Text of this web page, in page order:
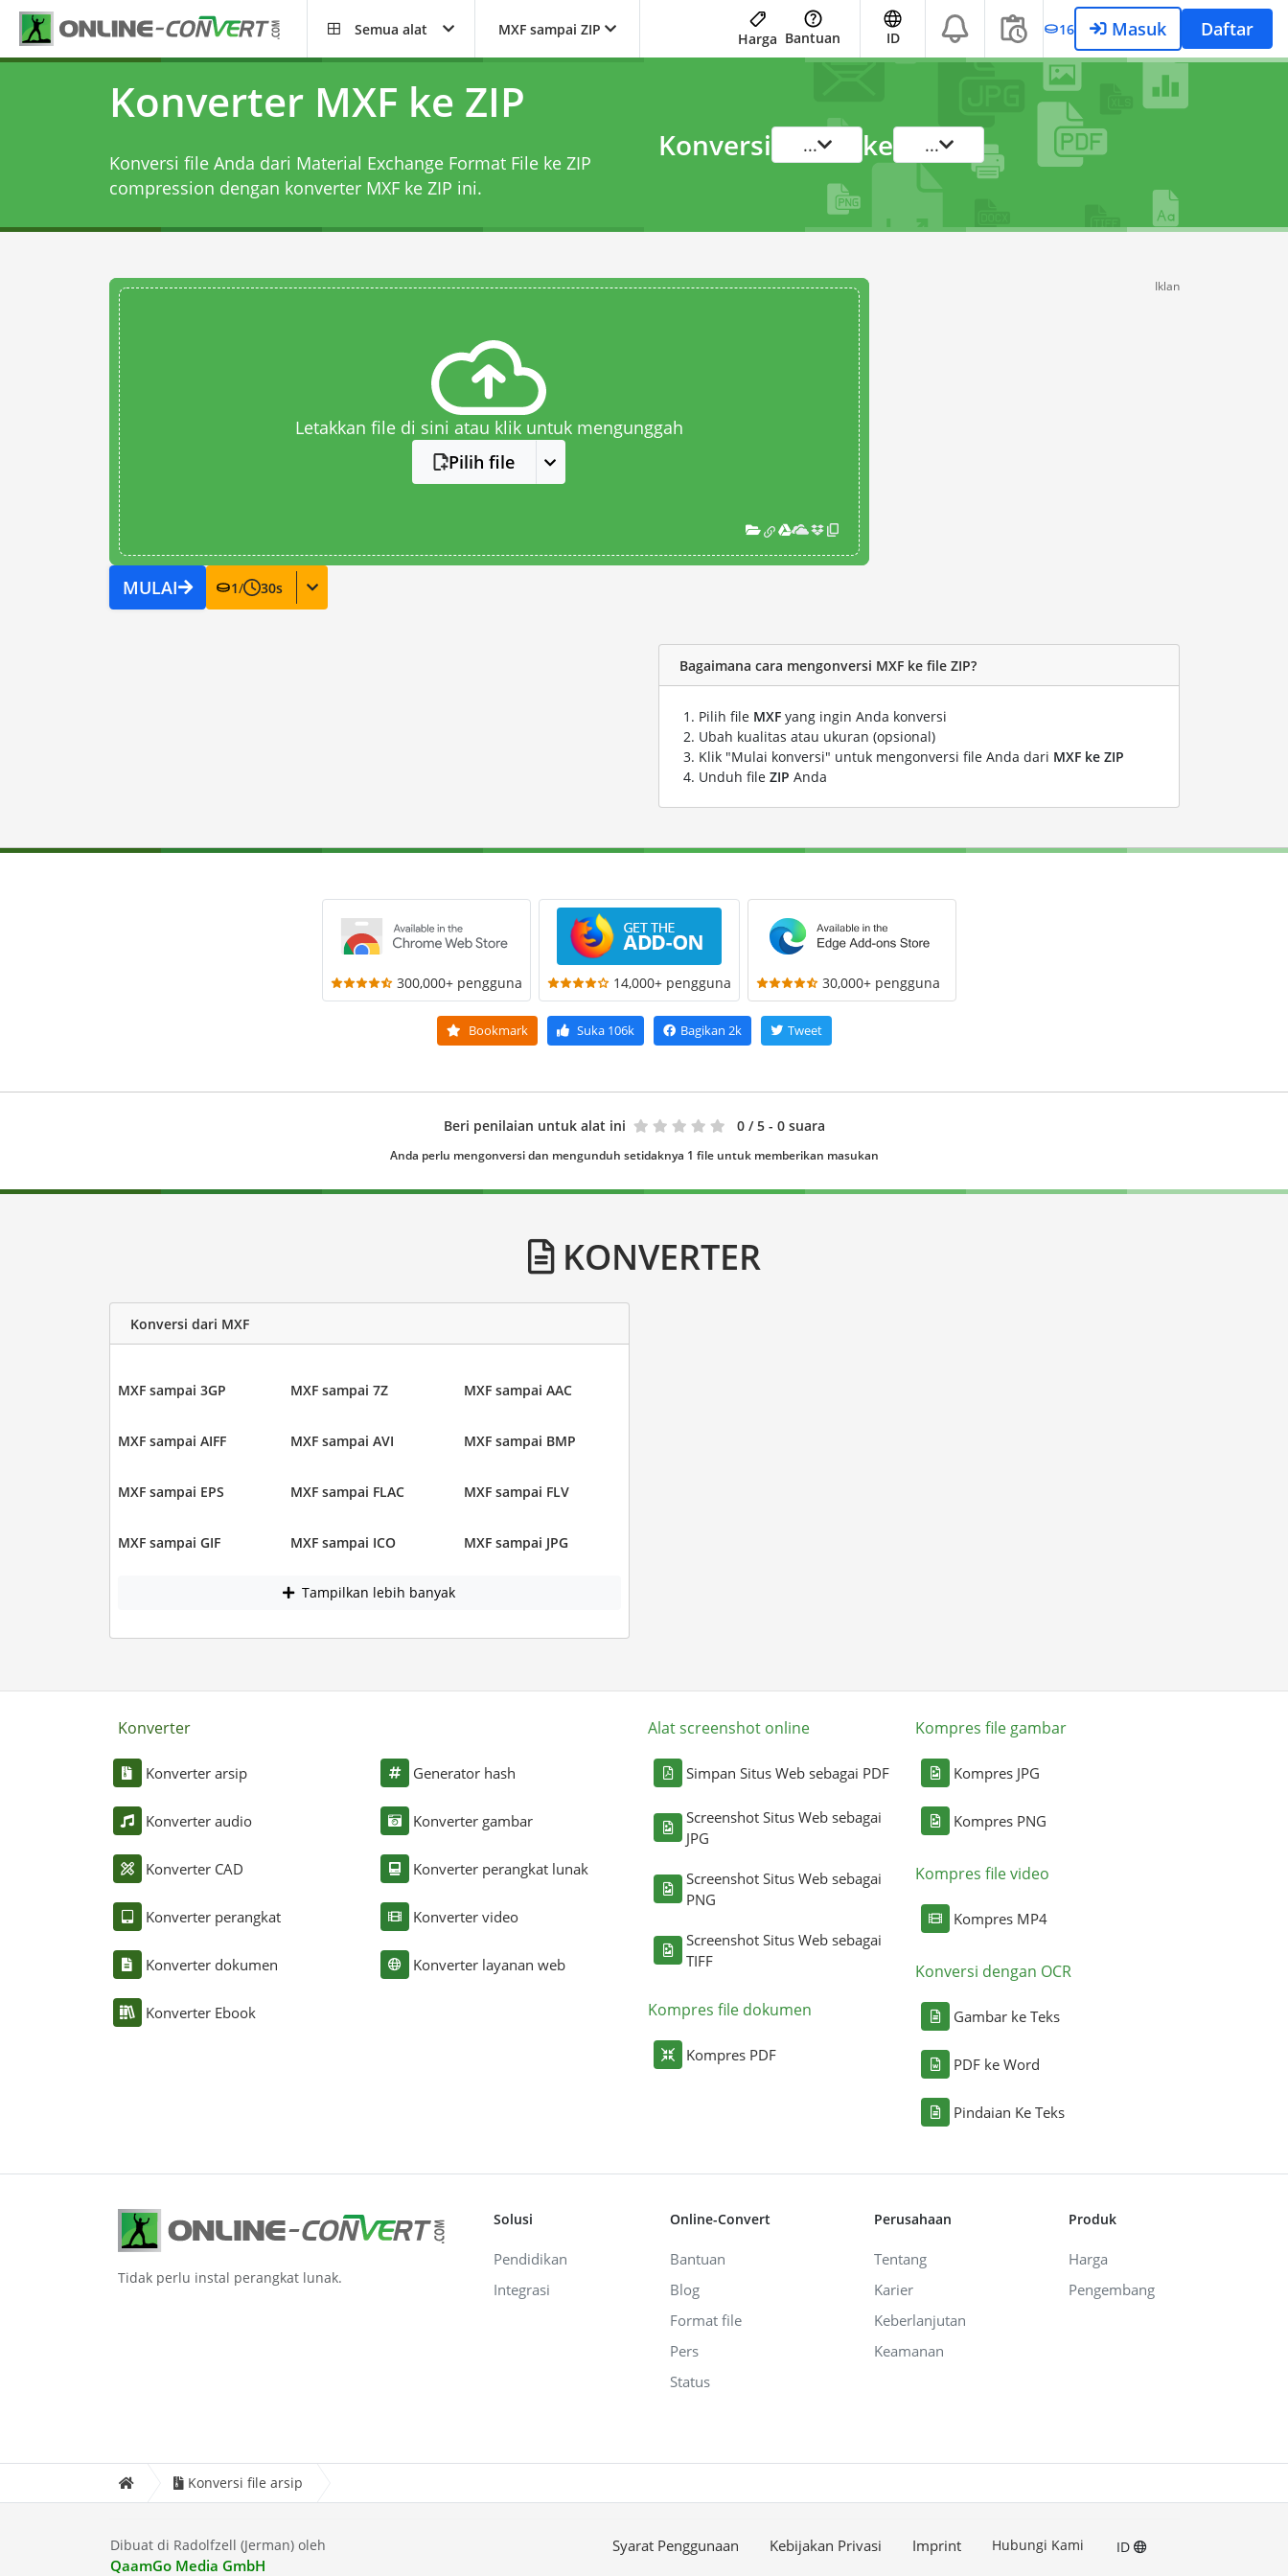
Semua alat MXF sampai ZIP
Harga Bantuan ID 16 Masuk Daftar
Konverter MXF ke ZIP
Konversi file Anda dari Material Exchange Format File ke ZIP
compression dengan konverter MXF ke ZIP ini.
Konversi ... ke ...
Letakkan file di sini atau klik untuk mengunggah
Pilih file
MULAI 1/ 30s
Iklan
Bagaimana cara mengonversi MXF ke file ZIP?
Pilih file MXF yang ingin Anda konversi
Ubah kualitas atau ukuran (opsional)
Klik "Mulai konversi" untuk mengonversi file Anda dari MXF ke ZIP
Unduh file ZIP Anda
300,000+ pengguna 14,000+ pengguna 30,000+ pengguna
Bookmark Suka 106k Bagikan 2k Tweet
Beri penilaian untuk alat ini 0 / 5 - 0 suara
Anda perlu mengonversi dan mengunduh setidaknya 1 file untuk memberikan masukan
KONVERTER
Konversi dari MXF
MXF sampai 3GP MXF sampai 7Z MXF sampai AAC
MXF sampai AIFF MXF sampai AVI MXF sampai BMP
MXF sampai EPS MXF sampai FLAC MXF sampai FLV
MXF sampai GIF MXF sampai ICO MXF sampai JPG
Tampilkan lebih banyak
Konverter
Konverter arsip
Konverter audio
Konverter CAD
Konverter perangkat
Konverter dokumen
Konverter Ebook
Generator hash
Konverter gambar
Konverter perangkat lunak
Konverter video
Konverter layanan web
Alat screenshot online
Simpan Situs Web sebagai PDF
Screenshot Situs Web sebagai
JPG
Screenshot Situs Web sebagai
PNG
Screenshot Situs Web sebagai
TIFF
Kompres file dokumen
Kompres PDF
Kompres file gambar
Kompres JPG
Kompres PNG
Kompres file video
Kompres MP4
Konversi dengan OCR
Gambar ke Teks
PDF ke Word
Pindaian Ke Teks
Tidak perlu instal perangkat lunak.
Solusi
Pendidikan
Integrasi
Online-Convert
Bantuan
Blog
Format file
Pers
Status
Perusahaan
Tentang
Karier
Keberlanjutan
Keamanan
Produk
Harga
Pengembang
Konversi file arsip
Dibuat di Radolfzell (Jerman) oleh
QaamGo Media GmbH
Syarat Penggunaan Kebijakan Privasi Imprint Hubungi Kami ID